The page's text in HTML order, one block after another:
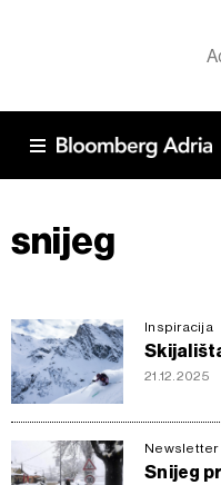
snijeg
Inspiracija
21.12.2025
Newsletter
Snijeg